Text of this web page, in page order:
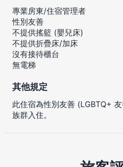
專業房東/住宿管理者
性別友善
不提供搖籃 (嬰兒床)
不提供折疊床/加床
沒有接待櫃台
無電梯
其他規定
此住宿為性別友善 (LGBTQ+
族群入住。